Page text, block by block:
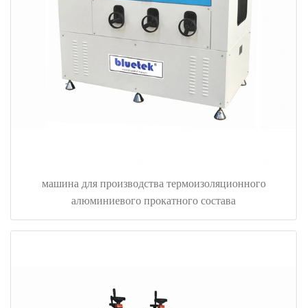
машина для производства термоизоляционного
алюминиевого прокатного состава